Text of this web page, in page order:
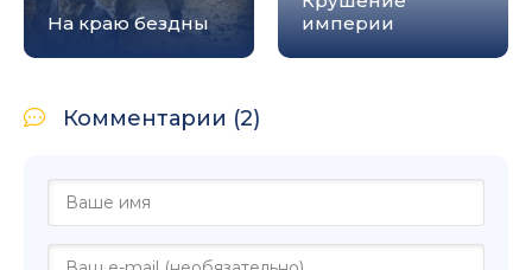
На краю бездны
империи
Комментарии (2)